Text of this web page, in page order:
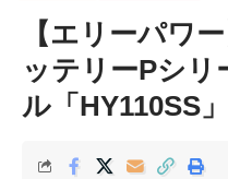
【エリーパワ
ッテリーPシリ
ル「HY110SS